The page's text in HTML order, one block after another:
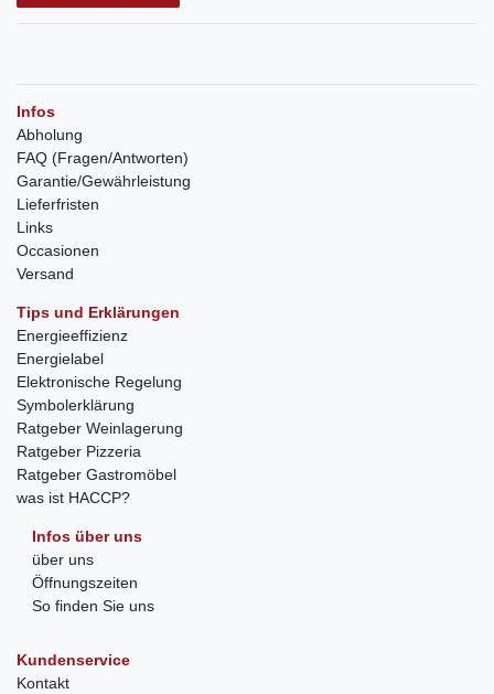
Infos
Abholung
FAQ (Fragen/Antworten)
Garantie/Gewährleistung
Lieferfristen
Links
Occasionen
Versand
Tips und Erklärungen
Energieeffizienz
Energielabel
Elektronische Regelung
Symbolerklärung
Ratgeber Weinlagerung
Ratgeber Pizzeria
Ratgeber Gastromöbel
was ist HACCP?
Infos über uns
über uns
Öffnungszeiten
So finden Sie uns
Kundenservice
Kontakt